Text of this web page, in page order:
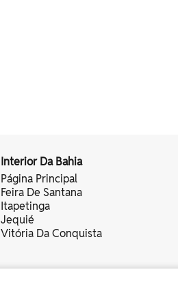
Interior Da Bahia
Página Principal
Feira De Santana
Itapetinga
Jequié
Vitória Da Conquista